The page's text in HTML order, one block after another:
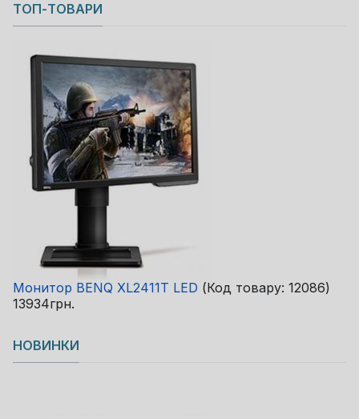
Copyright MAXXmarketing GmbH
JoomShopping Download & Support
ТОП-ТОВАРИ
Монитор BENQ XL2411T LED (Код товару: 12086)
13934грн.
НОВИНКИ